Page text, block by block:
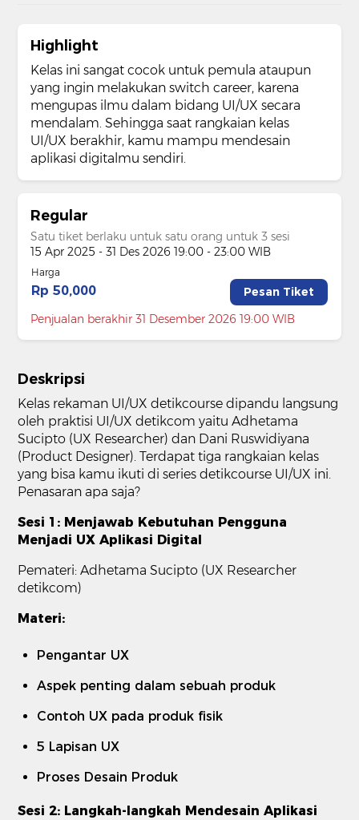
Highlight
Kelas ini sangat cocok untuk pemula ataupun
yang ingin melakukan switch career, karena
mengupas ilmu dalam bidang UI/UX secara
mendalam. Sehingga saat rangkaian kelas
UI/UX berakhir, kamu mampu mendesain
aplikasi digitalmu sendiri.
Regular
Satu tiket berlaku untuk satu orang untuk 3 sesi
15 Apr 2025 - 31 Des 2026 19:00 - 23:00 WIB
Harga
Rp 50,000
Pesan Tiket
Penjualan berakhir 31 Desember 2026 19:00 WIB
Deskripsi
Kelas rekaman UI/UX detikcourse dipandu langsung
oleh praktisi UI/UX detikcom yaitu Adhetama
Sucipto (UX Researcher) dan Dani Ruswidiyana
(Product Designer). Terdapat tiga rangkaian kelas
yang bisa kamu ikuti di series detikcourse UI/UX ini.
Penasaran apa saja?
Sesi 1: Menjawab Kebutuhan Pengguna
Menjadi UX Aplikasi Digital
Pemateri: Adhetama Sucipto (UX Researcher
detikcom)
Materi:
Pengantar UX
Aspek penting dalam sebuah produk
Contoh UX pada produk fisik
5 Lapisan UX
Proses Desain Produk
Sesi 2: Langkah-langkah Mendesain Aplikasi